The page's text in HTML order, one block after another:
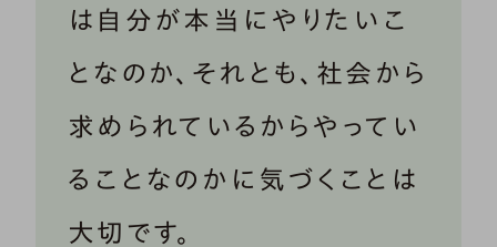
は自分が本当にやりたいこ
となのか、それとも、社会から
求められているからやってい
ることなのかに気づくことは
大切です。